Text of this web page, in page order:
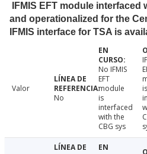
IFMIS EFT module
and operationalized for the
IFMIS interface for TSA is
Valor
No
No IFMIS
EFT
module
is
interfaced
with the
CBG sys
is